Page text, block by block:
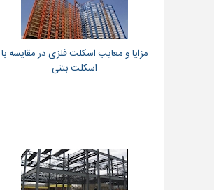
مزایا و معایب اسکلت فلزی در مقایسه با
اسکلت بتنی